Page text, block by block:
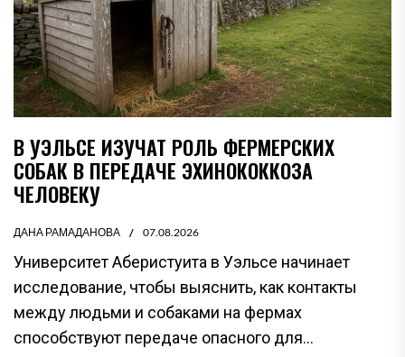
В УЭЛЬСЕ ИЗУЧАТ РОЛЬ ФЕРМЕРСКИХ
СОБАК В ПЕРЕДАЧЕ ЭХИНОКОККОЗА
ЧЕЛОВЕКУ
ДАНА РАМАДАНОВА 07.08.2026
Университет Аберистуита в Уэльсе начинает
исследование, чтобы выяснить, как контакты
между людьми и собаками на фермах
способствуют передаче опасного для...